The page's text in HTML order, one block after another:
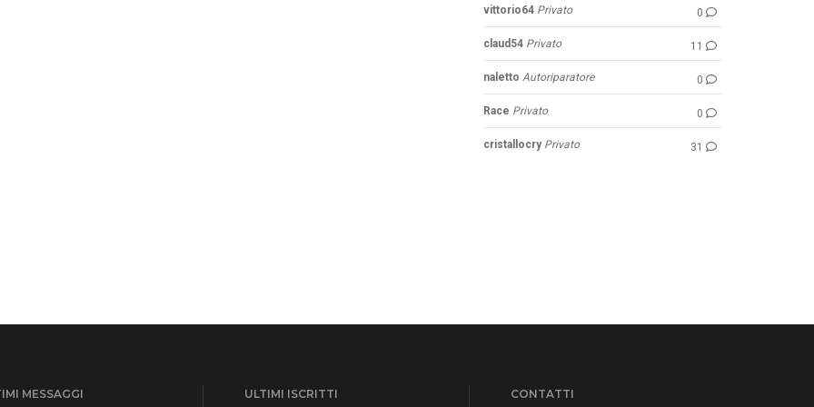
vittorio64 Privato 0
claud54 Privato 11
naletto Autoriparatore 0
Race Privato 0
cristallocry Privato 31
MESSAGGI ULTIMI ISCRITTI CONTATTI